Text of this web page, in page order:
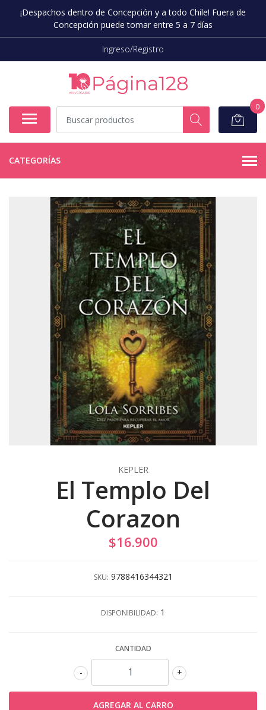
¡Despachos dentro de Concepción y a todo Chile! Fuera de
Concepción puede tomar entre 5 a 7 días
Ingreso/Registro
0
CATEGORÍAS
KEPLER
El Templo Del
Corazon
$16.900
SKU: 9788416344321
DISPONIBILIDAD: 1
CANTIDAD
+
-